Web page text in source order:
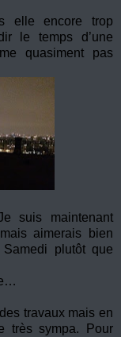
elle encore trop
le temps d’une
quasiment pas
suis maintenant
aimerais bien
plutôt que
travaux mais en
très sympa. Pour